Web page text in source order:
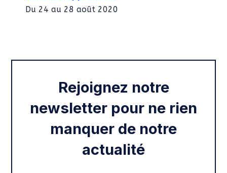
Du 24 au 28 août 2020
Rejoignez notre
newsletter pour ne rien
manquer de notre
actualité